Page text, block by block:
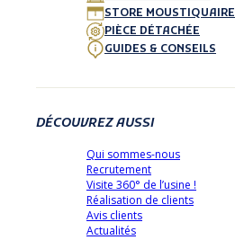
STORE MOUSTIQUAIRE
PIÈCE DÉTACHÉE
GUIDES & CONSEILS
DÉCOUVREZ AUSSI
Qui sommes-nous
Recrutement
Visite 360° de l’usine !
Réalisation de clients
Avis clients
Actualités